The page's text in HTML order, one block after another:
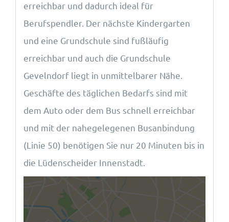
erreichbar und dadurch ideal für
Berufspendler. Der nächste Kindergarten
und eine Grundschule sind fußläufig
erreichbar und auch die Grundschule
Gevelndorf liegt in unmittelbarer Nähe.
Geschäfte des täglichen Bedarfs sind mit
dem Auto oder dem Bus schnell erreichbar
und mit der nahegelegenen Busanbindung
(Linie 50) benötigen Sie nur 20 Minuten bis in
die Lüdenscheider Innenstadt.